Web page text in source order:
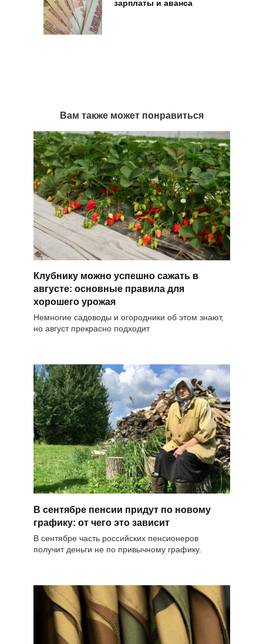
зарплаты и аванса
Вам также может понравиться
Клубнику можно успешно сажать в
августе: основные правила для
хорошего урожая
Немногие садоводы и огородники об этом знают,
но август прекрасно подходит
В сентябре пенсии придут по новому
графику: от чего это зависит
В сентябре часть российских пенсионеров
получит деньги не по привычному графику.